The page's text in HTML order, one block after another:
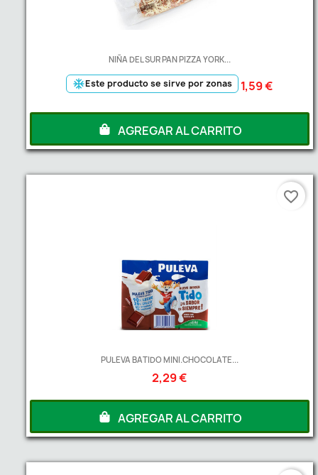
NIÑA DEL SUR PAN PIZZA YORK...
ac_unitEste producto se sirve por zonas 1,59 €
AGREGAR AL CARRITO
PULEVA BATIDO MINI.CHOCOLATE...
2,29 €
AGREGAR AL CARRITO
favorite_border